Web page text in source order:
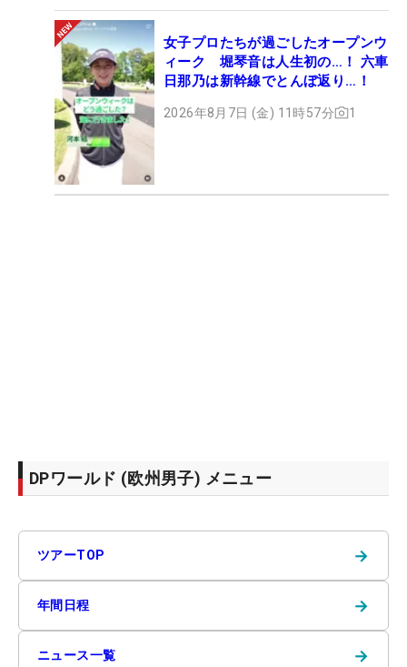
女子プロたちが過ごしたオープンウ
ィーク 堀琴音は人生初の…！ 六車
日那乃は新幹線でとんぼ返り…！
2026年8月7日 (金) 11時57分 1
DPワールド (欧州男子) メニュー
ツアーTOP →
年間日程 →
ニュース一覧 →